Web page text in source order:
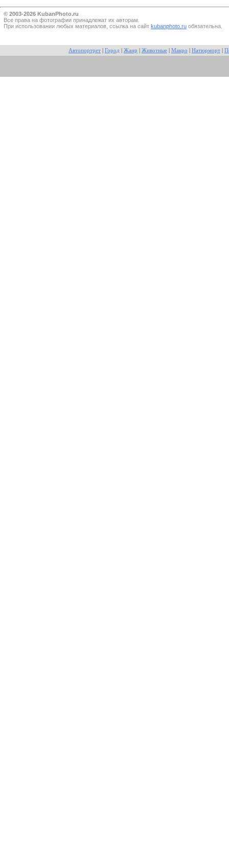
© 2003-2026 KubanPhoto.ru
Все прaва на фотографии принадлежат их авторам.
При использовании любых материалов, ссылка на сайт kubanphoto.ru обязательна.
Автопортрет Город Жанр Животные Макро Натюрморт